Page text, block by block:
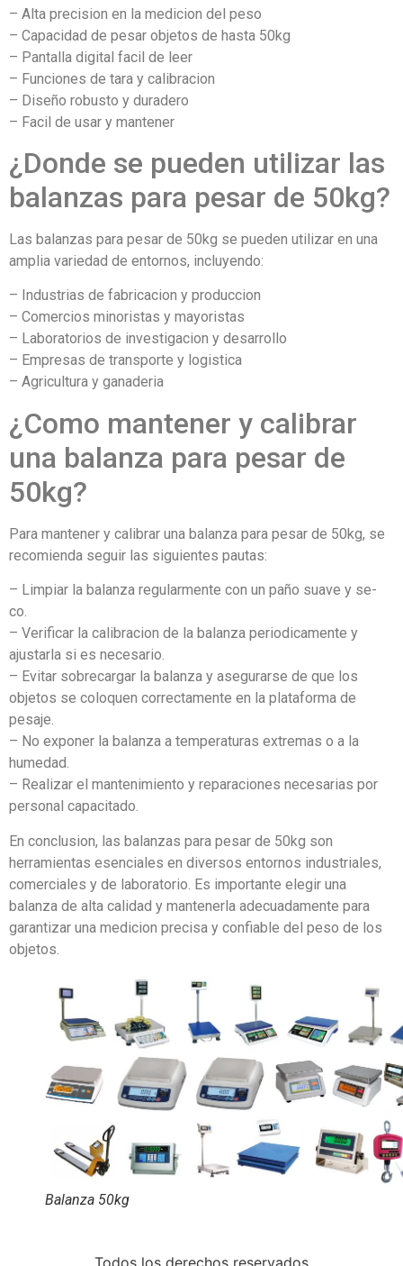
– Alta precision en la medicion del peso
– Capacidad de pesar objetos de hasta 50kg
– Pantalla digital facil de leer
– Funciones de tara y calibracion
– Diseño robusto y duradero
– Facil de usar y mantener
¿Donde se pueden utilizar las
balanzas para pesar de 50kg?
Las balanzas para pesar de 50kg se pueden utilizar en una
amplia variedad de entornos, incluyendo:
– Industrias de fabricacion y produccion
– Comercios minoristas y mayoristas
– Laboratorios de investigacion y desarrollo
– Empresas de transporte y logistica
– Agricultura y ganaderia
¿Como mantener y calibrar
una balanza para pesar de
50kg?
Para mantener y calibrar una balanza para pesar de 50kg, se
recomienda seguir las siguientes pautas:
– Limpiar la balanza regularmente con un paño suave y se-
co.
– Verificar la calibracion de la balanza periodicamente y
ajustarla si es necesario.
– Evitar sobrecargar la balanza y asegurarse de que los
objetos se coloquen correctamente en la plataforma de
pesaje.
– No exponer la balanza a temperaturas extremas o a la
humedad.
– Realizar el mantenimiento y reparaciones necesarias por
personal capacitado.
En conclusion, las balanzas para pesar de 50kg son
herramientas esenciales en diversos entornos industriales,
comerciales y de laboratorio. Es importante elegir una
balanza de alta calidad y mantenerla adecuadamente para
garantizar una medicion precisa y confiable del peso de los
objetos.
Balanza 50kg